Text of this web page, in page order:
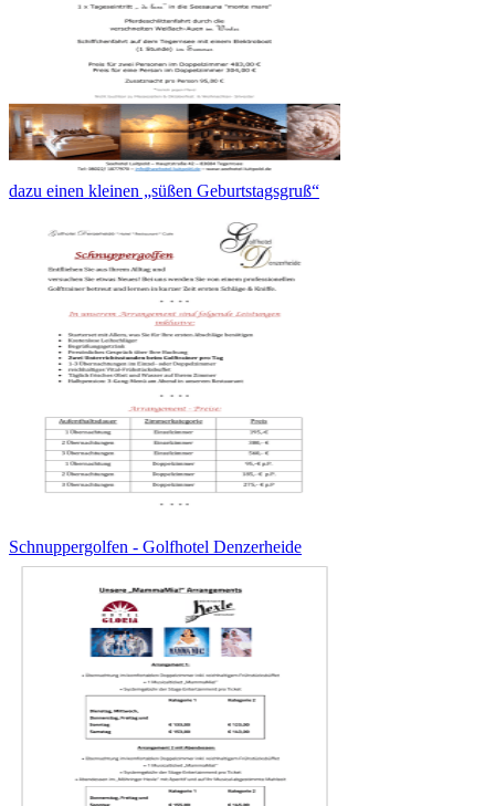
dazu einen kleinen „süßen Geburtstagsgruß“
Schnuppergolfen - Golfhotel Denzerheide